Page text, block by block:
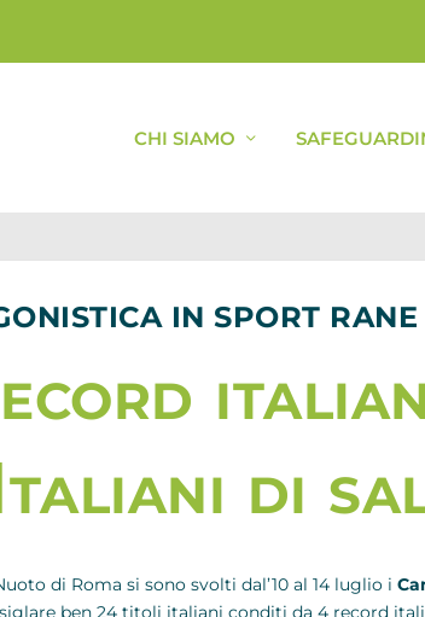
CHI SIAMO
IN SPORT RANE
di
di Roma si sono svolti dal’10 al 14 luglio i
ben 24 titoli italiani conditi da 4 record